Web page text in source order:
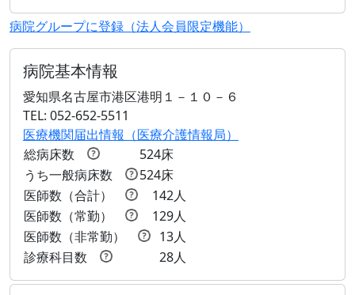
病院グループに登録（法人会員限定機能）
病院基本情報
愛知県名古屋市港区港明１－１０－６
TEL: 052-652-5511
医療機関届出情報（医療介護情報局）
総病床数
524床
うち一般病床数
524床
医師数（合計）
142人
医師数（常勤）
129人
医師数（非常勤）
13人
診療科目数
28人